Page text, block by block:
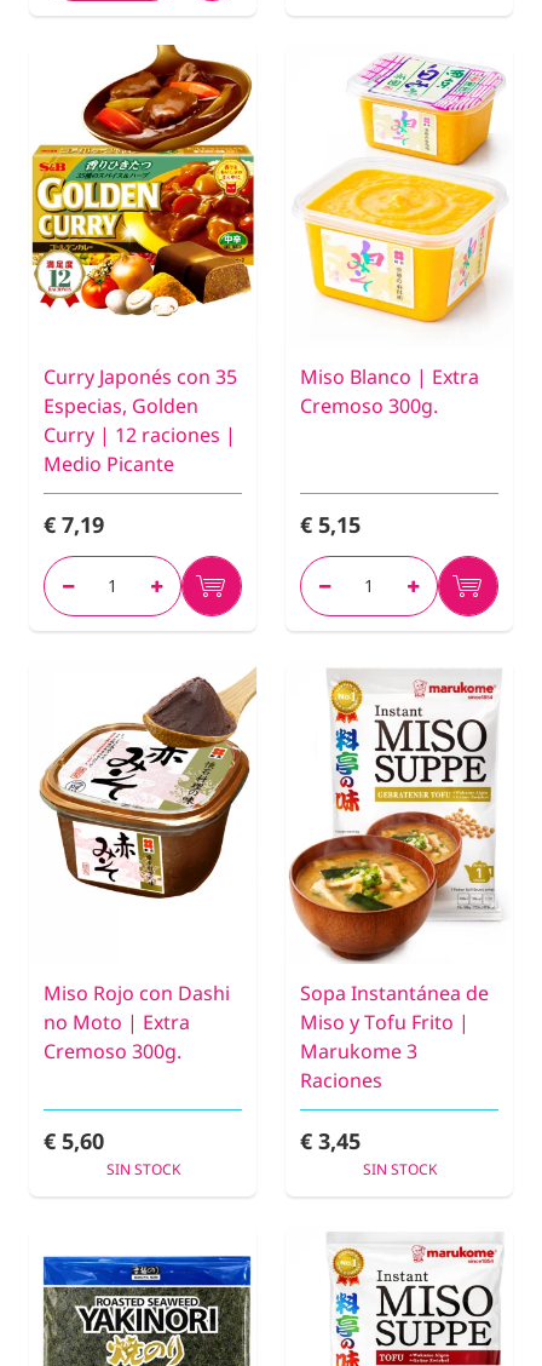
Curry Japonés con 35
Especias, Golden
Curry | 12 raciones |
Medio Picante
€ 7,19
Miso Blanco | Extra
Cremoso 300g.
€ 5,15
Miso Rojo con Dashi
no Moto | Extra
Cremoso 300g.
€ 5,60
SIN STOCK
Sopa Instantánea de
Miso y Tofu Frito |
Marukome 3
Raciones
€ 3,45
SIN STOCK